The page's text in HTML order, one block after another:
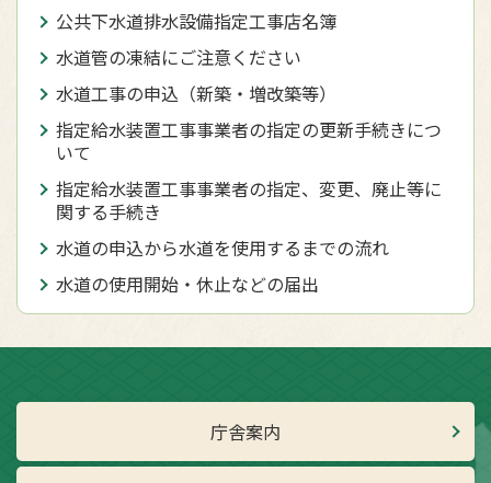
公共下水道排水設備指定工事店名簿
水道管の凍結にご注意ください
水道工事の申込（新築・増改築等）
指定給水装置工事事業者の指定の更新手続きにつ
いて
指定給水装置工事事業者の指定、変更、廃止等に
関する手続き
水道の申込から水道を使用するまでの流れ
水道の使用開始・休止などの届出
庁舎案内